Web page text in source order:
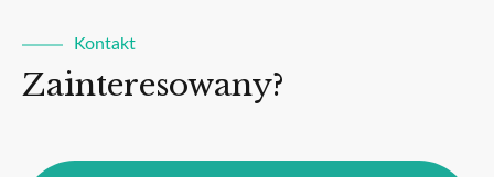
Kontakt
Zainteresowany?